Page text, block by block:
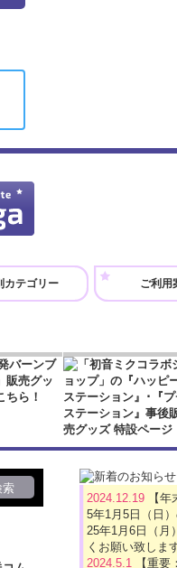
カテゴリー ご利用
2024.12.19
【
5年1月5日（日
25年1月6日（月
くお願い致しま
2024.5.1
【重